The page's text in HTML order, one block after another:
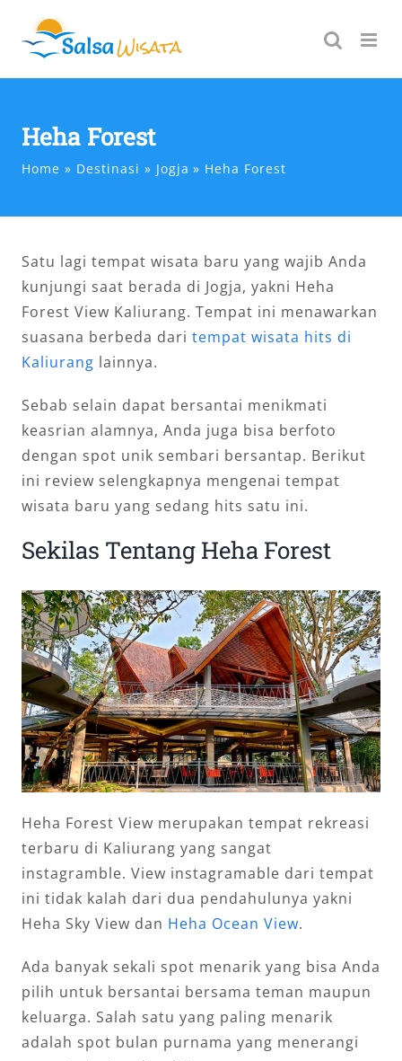
content
Heha Forest
Home Destinasi Jogja Heha Forest
Satu lagi tempat wisata baru yang wajib Anda
kunjungi saat berada di Jogja, yakni Heha
Forest View Kaliurang. Tempat ini menawarkan
suasana berbeda dari tempat wisata hits di
Kaliurang lainnya.
Sebab selain dapat bersantai menikmati
keasrian alamnya, Anda juga bisa berfoto
dengan spot unik sembari bersantap. Berikut
ini review selengkapnya mengenai tempat
wisata baru yang sedang hits satu ini.
Sekilas Tentang Heha Forest
Heha Forest View merupakan tempat rekreasi
terbaru di Kaliurang yang sangat
instagramble. View instagramable dari tempat
ini tidak kalah dari dua pendahulunya yakni
Heha Sky View dan Heha Ocean View.
Ada banyak sekali spot menarik yang bisa Anda
pilih untuk bersantai bersama teman maupun
keluarga. Salah satu yang paling menarik
adalah spot bulan purnama yang menerangi